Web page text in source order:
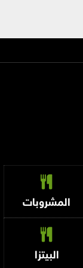
المشروبات
البيتزا